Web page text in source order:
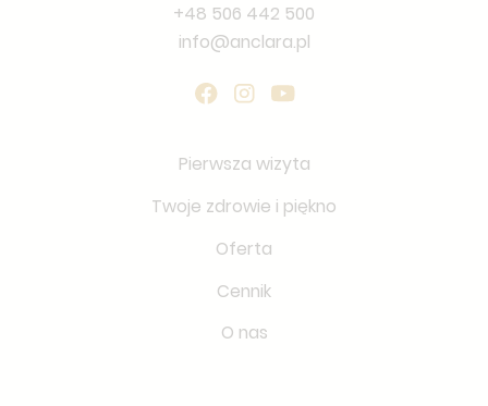
+48 506 442 500
info@anclara.pl
Pierwsza wizyta
Twoje zdrowie i piękno
Oferta
Cennik
O nas